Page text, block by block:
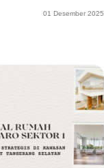
01 Desember 2025